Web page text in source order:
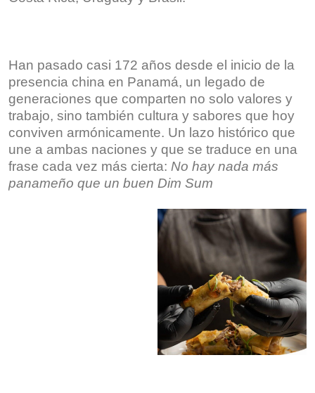
Han pasado casi 172 años desde el inicio de la
presencia china en Panamá, un legado de
generaciones que comparten no solo valores y
trabajo, sino también cultura y sabores que hoy
conviven armónicamente. Un lazo histórico que
une a ambas naciones y que se traduce en una
frase cada vez más cierta: No hay nada más
panameño que un buen Dim Sum